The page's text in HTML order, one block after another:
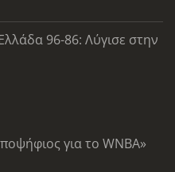
96-86: Λύγισε στην
για το WNBA»